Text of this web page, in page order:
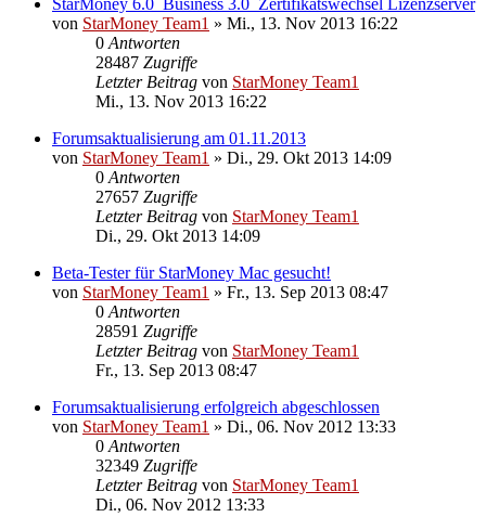
von StarMoney Team1 » Mi., 13. Nov 2013 16:22
0 Antworten
28487 Zugriffe
Letzter Beitrag von StarMoney Team1
Mi., 13. Nov 2013 16:22
Forumsaktualisierung am 01.11.2013
von StarMoney Team1 » Di., 29. Okt 2013 14:09
0 Antworten
27657 Zugriffe
Letzter Beitrag von StarMoney Team1
Di., 29. Okt 2013 14:09
Beta-Tester für StarMoney Mac gesucht!
von StarMoney Team1 » Fr., 13. Sep 2013 08:47
0 Antworten
28591 Zugriffe
Letzter Beitrag von StarMoney Team1
Fr., 13. Sep 2013 08:47
Forumsaktualisierung erfolgreich abgeschlossen
von StarMoney Team1 » Di., 06. Nov 2012 13:33
0 Antworten
32349 Zugriffe
Letzter Beitrag von StarMoney Team1
Di., 06. Nov 2012 13:33